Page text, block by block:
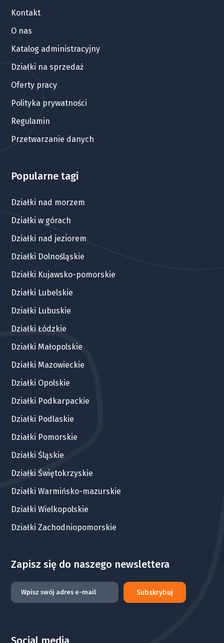
Kontakt
O nas
Katalog administracyjny
Działki na sprzedaż
Oferty pracy
Polityka prywatności
Regulamin
Przetwarzanie danych
Popularne tagi
Działki nad morzem
Działki w górach
Działki nad jeziorem
Działki Dolnośląskie
Działki Kujawsko-pomorskie
Działki Lubelskie
Działki Lubuskie
Działki Łódzkie
Działki Małopolskie
Działki Mazowieckie
Działki Opolskie
Działki Podkarpackie
Działki Podlaskie
Działki Pomorskie
Działki Śląskie
Działki Świętokrzyskie
Działki Warmińsko-mazurskie
Działki Wielkopolskie
Działki Zachodniopomorskie
Zapisz się do naszego newslettera
Subskrybuj
Social media